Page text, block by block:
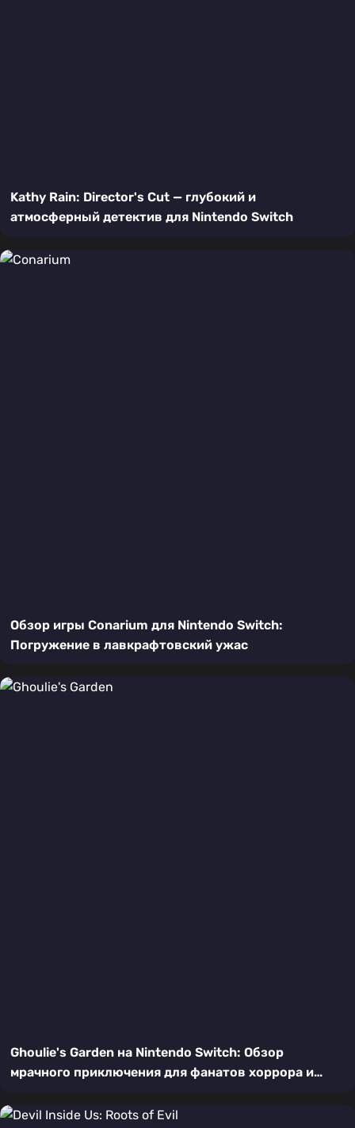
Kathy Rain: Director's Cut — глубокий и
атмосферный детектив для Nintendo Switch
Обзор игры Conarium для Nintendo Switch:
Погружение в лавкрафтовский ужас
Ghoulie's Garden на Nintendo Switch: Обзор
мрачного приключения для фанатов хоррора и